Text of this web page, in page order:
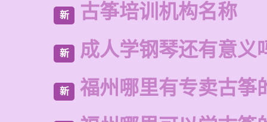
新 古筝培训机构名称
新 成人学钢琴还有意义
新 福州哪里有专卖古筝